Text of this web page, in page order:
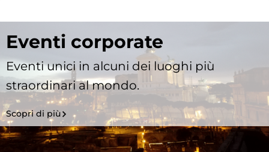
Eventi corporate
Eventi unici in alcuni dei luoghi più
straordinari al mondo.
Scopri di più